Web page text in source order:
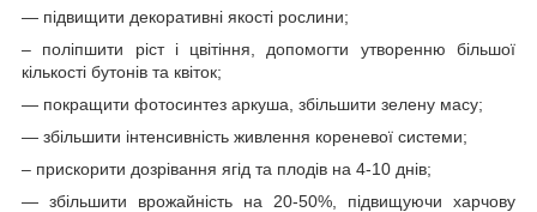
— підвищити декоративні якості рослини;
– поліпшити ріст і цвітіння, допомогти утворенню більшої
кількості бутонів та квіток;
— покращити фотосинтез аркуша, збільшити зелену масу;
— збільшити інтенсивність живлення кореневої системи;
– прискорити дозрівання ягід та плодів на 4-10 днів;
— збільшити врожайність на 20-50%, підвищуючи харчову